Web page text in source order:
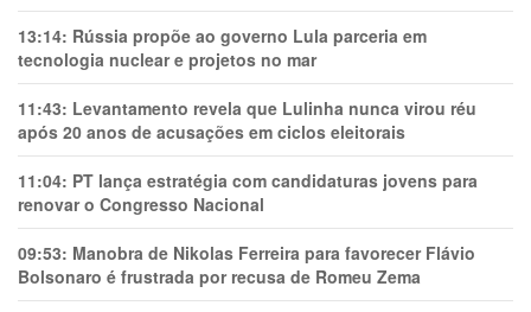
13:14: Rússia propõe ao governo Lula parceria em
tecnologia nuclear e projetos no mar
11:43: Levantamento revela que Lulinha nunca virou réu
após 20 anos de acusações em ciclos eleitorais
11:04: PT lança estratégia com candidaturas jovens para
renovar o Congresso Nacional
09:53: Manobra de Nikolas Ferreira para favorecer Flávio
Bolsonaro é frustrada por recusa de Romeu Zema